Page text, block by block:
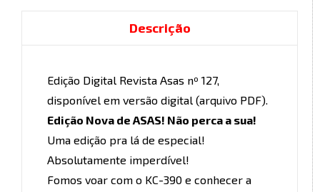
Descrição
Edição Digital Revista Asas nº 127,
disponível em versão digital (arquivo PDF).
Edição Nova de ASAS! Não perca a sua!
Uma edição pra lá de especial!
Absolutamente imperdível!
Fomos voar com o KC-390 e conhecer a